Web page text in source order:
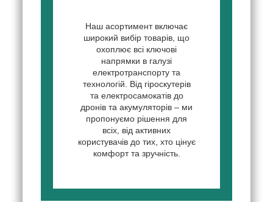
Наш асортимент включає
широкий вибір товарів, що
охоплює всі ключові
напрямки в галузі
електротранспорту та
технологій. Від гіроскутерів
та електросамокатів до
дронів та акумуляторів – ми
пропонуємо рішення для
всіх, від активних
користувачів до тих, хто цінує
комфорт та зручність.